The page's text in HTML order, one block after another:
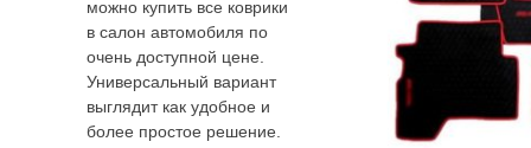
можно купить все коврики
в салон автомобиля по
очень доступной цене.
Универсальный вариант
выглядит как удобное и
более простое решение.